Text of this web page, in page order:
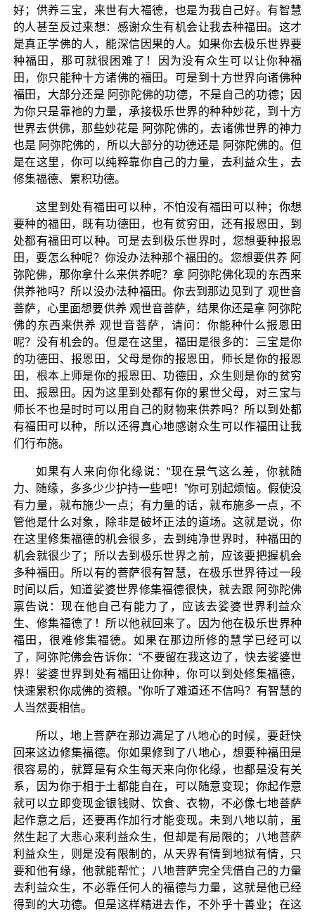
好；供养三宝，来世有大福德，也是为我自己好。有智慧
的人甚至反过来想：感谢众生有机会让我去种福田。这才
是真正学佛的人，能深信因果的人。如果你去极乐世界要
种福田，那可就很困难了！因为没有众生可以让你种福
田，你只能种十方诸佛的福田。可是到十方世界向诸佛种
福田，大部分还是 阿弥陀佛的功德，不是自己的功德；因
为你只是靠祂的力量，承接极乐世界的种种妙花，到十方
世界去供佛，那些妙花是 阿弥陀佛的，去诸佛世界的神力
也是 阿弥陀佛的，所以大部分的功德还是 阿弥陀佛的。但
是在这里，你可以纯粹靠你自己的力量，去利益众生，去
修集福德、累积功德。
这里到处有福田可以种，不怕没有福田可以种；你想
要种的福田，既有功德田，也有贫穷田，还有报恩田，到
处都有福田可以种。可是去到极乐世界时，您想要种报恩
田，要怎么种呢？你没办法种那个福田的。您想要供养 阿
弥陀佛，那你拿什么来供养呢？拿 阿弥陀佛化现的东西来
供养祂吗？所以没办法种福田。你去到那边见到了 观世音
菩萨，心里面想要供养 观世音菩萨，结果你还是拿 阿弥陀
佛的东西来供养 观世音菩萨，请问：你能种什么报恩田
呢？没有机会的。但是在这里，福田是很多的：三宝是你
的功德田、报恩田，父母是你的报恩田，师长是你的报恩
田，根本上师是你的报恩田、功德田，众生则是你的贫穷
田、报恩田。因为这里到处都有你的累世父母，对三宝与
师长不也是时时可以用自己的财物来供养吗？所以到处都
有福田可以种，所以还得真心地感谢众生可以作福田让我
们行布施。
如果有人来向你化缘说：“现在景气这么差，你就随
力、随缘，多多少少护持一些吧！”你可别起烦恼。假使没
有力量，就布施少一点；有力量的话，就布施多一点，不
管他是什么对象，除非是破坏正法的道场。这就是说，你
在这里修集福德的机会很多，去到纯净世界时，种福田的
机会就很少了；所以去到极乐世界之前，应该要把握机会
多种福田。所以有的菩萨很有智慧，在极乐世界待过一段
时间以后，知道娑婆世界修集福德很快，就去跟 阿弥陀佛
禀告说：现在他自己有能力了，应该去娑婆世界利益众
生、修集福德了！所以他就回来了。因为他在极乐世界种
福田，很难修集福德。如果在那边所修的慧学已经可以
了，阿弥陀佛会告诉你：“不要留在我这边了，快去娑婆世
界！娑婆世界到处有福田让你种，你可以到处修集福德，
快速累积你成佛的资粮。”你听了难道还不信吗？有智慧的
人当然要相信。
所以，地上菩萨在那边满足了八地心的时候，要赶快
回来这边修集福德。你如果修到了八地心，想要种福田是
很容易的，就算是有众生每天来向你化缘，也都是没有关
系，因为你于相于土都能自在，可以随意变现；你起作意
就可以立即变现金银钱财、饮食、衣物，不必像七地菩萨
起作意之后，还要再作加行才能变现。未到八地以前，虽
然生起了大悲心来利益众生，但却是有局限的；八地菩萨
利益众生，则是没有限制的，从天界有情到地狱有情，只
要和他有缘，他就能帮忙；八地菩萨完全凭借自己的力量
去利益众生，不必靠任何人的福德与力量，这就是他已经
得到的大功德。但是这样精进去作，不外乎十善业；在这